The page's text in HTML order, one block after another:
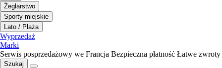
Żeglarstwo
Sporty miejskie
Lato / Plaża
Wyprzedaż
Marki
Serwis posprzedażowy we Francja Bezpieczna płatność Łatwe zwroty
Szukaj